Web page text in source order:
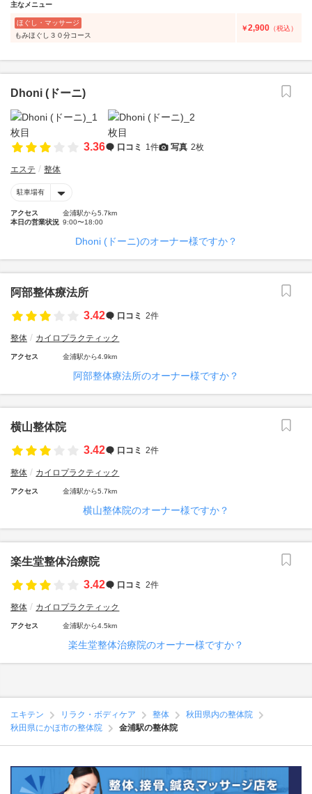
主なメニュー
ほぐし・マッサージ
もみほぐし３０分コース
￥2,900 （税込）
Dhoni (ドーニ)
3.36 口コミ 1件 写真 2枚
エステ 整体
駐車場有
アクセス
金浦駅から5.7km
本日の営業状況 9:00〜18:00
Dhoni (ドーニ)のオーナー様ですか？
阿部整体療法所
3.42
口コミ 2件
整体 カイロプラクティック
アクセス 金浦駅から4.9km
阿部整体療法所のオーナー様ですか？
横山整体院
3.42
口コミ 2件
整体 カイロプラクティック
アクセス 金浦駅から5.7km
横山整体院のオーナー様ですか？
楽生堂整体治療院
3.42
口コミ 2件
整体 カイロプラクティック
アクセス 金浦駅から4.5km
楽生堂整体治療院のオーナー様ですか？
エキテン リラク・ボディケア 整体
秋田県内の整体院
秋田県にかほ市の整体院
金浦駅の整体院